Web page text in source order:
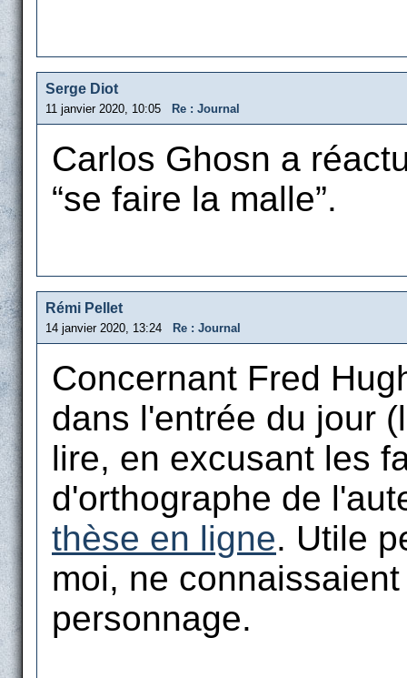
Serge Diot
11 janvier 2020, 10:05 Re : Journal
Carlos Ghosn a
“se faire la malle”.
Rémi Pellet
14 janvier 2020, 13:24 Re : Journal
Concernant Fred
dans l'entrée du jour
lire, en excusant les
d'orthographe de
thèse en ligne. Utile
moi, ne
personnage.